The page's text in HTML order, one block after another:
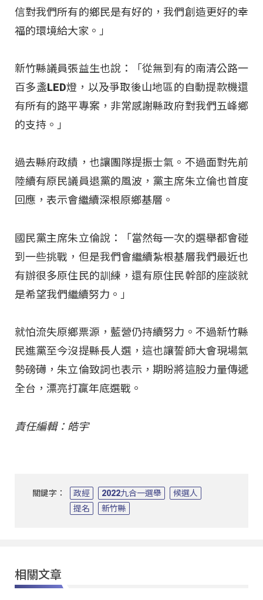
信對我們所有的鄉民是有好的，我們創造更好的幸
福的環境給大家。」
新竹縣議員張益生也說：「從無到有的南清公路一
百多盞LED燈，以及爭取後山地區的自動提款機還
有所有的路平專案，非常感謝縣政府對我們五峰鄉
的支持。」
過去縣府政績，也讓團隊提振士氣。不過面對先前
陸續有原民議員退黨的風波，黨主席朱立倫也首度
回應，表示會繼續深根原鄉基層。
國民黨主席朱立倫說：「當然每一次的選舉都會碰
到一些挑戰，但是我們會繼續紮根基層我們最近也
有辦很多原住民的訓練，還有原住民幹部的座談就
是希望我們繼續努力。」
就怕流失原鄉票源，藍營仍持續努力。不過新竹縣
民進黨至今沒提縣長人選，這也讓誓師大會現場氣
勢磅礡，朱立倫致詞也表示，期盼將這股力量傳遞
全台，漂亮打贏年底選戰。
責任編輯：皓宇
關鍵字： 政經 2022九合一選舉
候選人
提名
新竹縣
相關文章